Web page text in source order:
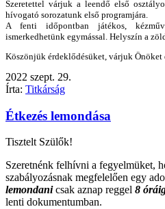
Szeretettel várjuk a leendő első
hívogató sorozatunk első programjára.
A fenti időpontban játékos,
ismerkedhetünk egymással. Helyszín a
Köszönjük érdeklődésüket, várjuk Önöket
2022 szept. 29.
Írta: Titkárság
Étkezés lemondása
Tisztelt Szülők!
Szeretnénk felhívni a fegyelmüket,
szabályozásnak megfelelően egy
lemondanicsak aznap reggel 8
lenti dokumentumban.